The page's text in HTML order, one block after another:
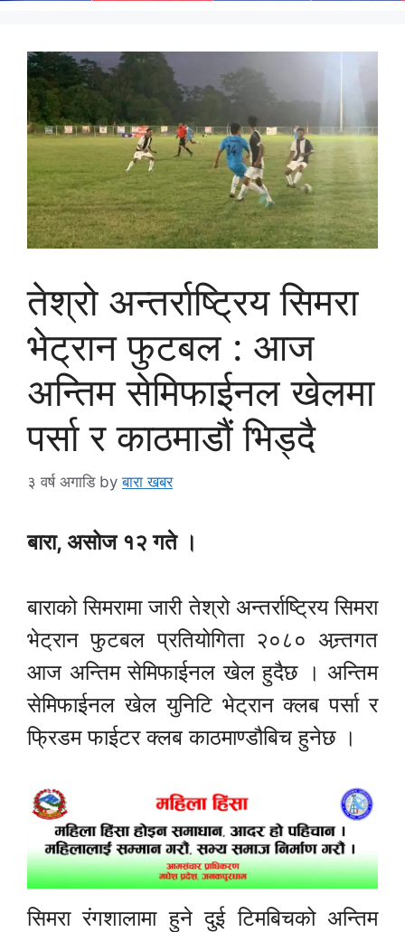
तेश्रो अन्तर्राष्ट्रिय सिमरा
भेट्रान फुटबल : आज
अन्तिम सेमिफाईनल खेलमा
पर्सा र काठमाडौं भिड्दै
३ वर्ष अगाडि byबारा खबर
बारा, असोज १२ गते ।
बाराको सिमरामा जारी तेश्रो अन्तर्राष्ट्रिय सिमरा
भेट्रान फुटबल प्रतियोगिता २०८० अन्र्तगत
आज अन्तिम सेमिफाईनल खेल हुदैछ । अन्तिम
सेमिफाईनल खेल युनिटि भेट्रान क्लब पर्सा र
फ्रिडम फाईटर क्लब काठमाण्डौबिच हुनेछ ।
सिमरा रंगशालामा हुने दुई टिमबिचको अन्तिम